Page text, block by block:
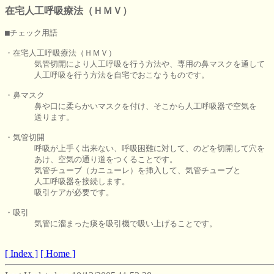
在宅人工呼吸療法（ＨＭＶ）
■チェック用語
・在宅人工呼吸療法（ＨＭＶ）
気管切開により人工呼吸を行う方法や、専用の鼻マスクを通して
      人工呼吸を行う方法を自宅でおこなうものです。
・鼻マスク
鼻や口に柔らかいマスクを付け、そこから人工呼吸器で空気を
      送ります。
・気管切開
呼吸が上手く出来ない、呼吸困難に対して、のどを切開して穴を
      あけ、空気の通り道をつくることです。
      気管チューブ（カニューレ）を挿入して、気管チューブと
      人工呼吸器を接続します。
      吸引ケアが必要です。
・吸引
気管に溜まった痰を吸引機で吸い上げることです。
[ Index ] [ Home ]